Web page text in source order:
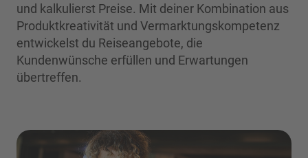
und kalkulierst Preise. Mit deiner Kombination aus
Produktkreativität und Vermarktungskompetenz
entwickelst du Reiseangebote, die
Kundenwünsche erfüllen und Erwartungen
übertreffen.